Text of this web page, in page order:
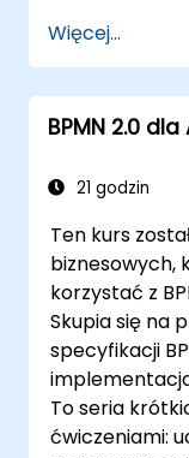
integracji ze
obsługi
praktyczne i
modelowaniu
Więcej...
BPMN 2.0
21 godzin
Ten kurs
biznesowych,
korzystać z
Skupia się na
specyfikacji
To seria
ćwiczeniami: